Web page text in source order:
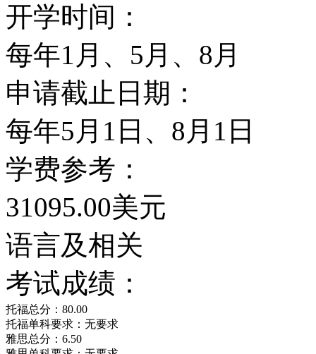
倡导体育活动, 2002与
顿大学Univerity of
的篮球与足球队也获得
计算器实验室、研究设
整个校园，图书馆拥有
接入全国最大的分享图
体组织，供学生自由选择
院系设置
开学时间：
每年1月、5月、8月
申请截止日期：
每年5月1日、8月1日
学费参考：
31095.00美元
语言及相关
考试成绩：
托福总分：80.00
托福单科要求：无要求
雅思总分：6.50